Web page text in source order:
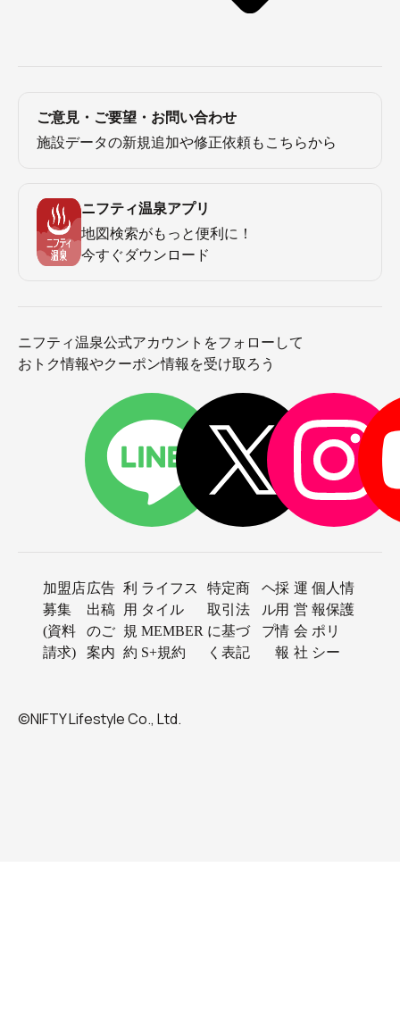
ご意見・ご要望・お問い合わせ
施設データの新規追加や修正依頼もこちらから
ニフティ温泉アプリ
地図検索がもっと便利に！
今すぐダウンロード
ニフティ温泉公式アカウントをフォローして
おトク情報やクーポン情報を受け取ろう
加盟店
募集
(資料
請求)
広告
出稿
のご
案内
利
用
規
約
ライフス
タイル
MEMBER
S+規約
特定商
取引法
に基づ
く表記
ヘ
ル
プ
採
用
情
報
運
営
会
社
個人情
報保護
ポリ
シー
©NIFTY Lifestyle Co., Ltd.